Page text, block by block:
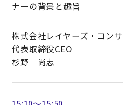
ナーの背景と趣旨
株式会社レイヤーズ・コン
代表取締役CEO
杉野 尚志